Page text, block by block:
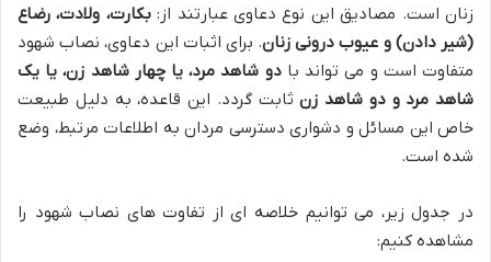
زنان است. مصادیق این نوع دعاوی عبارتند از:بکارت، ولادت، رضاع
(شیر دادن) و عیوب درونی زنان. برای اثبات این دعاوی، نصاب شهود
متفاوت است و می تواند بادو شاهد مرد، یا چهار شاهد زن، یا یک
شاهد مرد و دو شاهد زنثابت گردد. این قاعده، به دلیل طبیعت
خاص این مسائل و دشواری دسترسی مردان به اطلاعات مرتبط، وضع
شده است.
در جدول زیر، می توانیم خلاصه ای از تفاوت های نصاب شهود را
مشاهده کنیم: